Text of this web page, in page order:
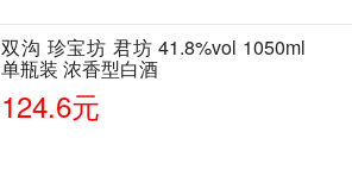
双沟 珍宝坊 君坊 41.8%vol 1050ml
单瓶装 浓香型白酒
124.6元